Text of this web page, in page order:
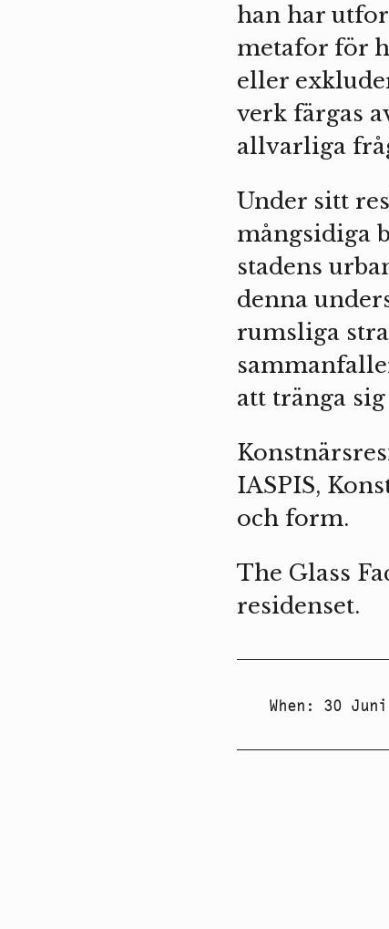
han har
metafor för
eller
verk färgas
allvarliga
Under sitt
mångsidiga
stadens
denna
rumsliga
att tränga
IASPIS,
och form.
The Glass
residenset.
When : 30